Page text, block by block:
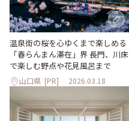
温泉街の桜を心ゆくまで楽しめる
「春らんまん滞在」界 長門、川床
で楽しむ野点や花見風呂まで
山口県 [PR] 2026.03.18